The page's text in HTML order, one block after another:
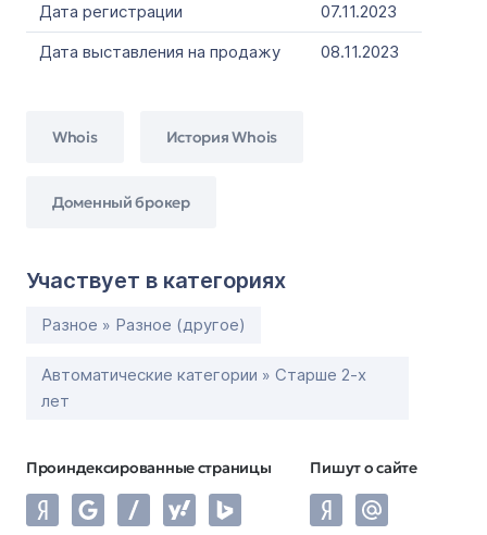
Дата регистрации
07.11.2023
Дата выставления на продажу
08.11.2023
Whois История Whois
Доменный брокер
Участвует в категориях
Разное » Разное (другое)
Автоматические категории » Старше 2-х
лет
Проиндексированные страницы Пишут о сайте